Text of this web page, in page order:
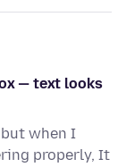
— text looks
when I
properly, It